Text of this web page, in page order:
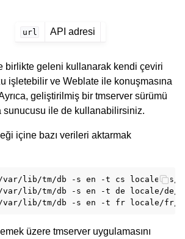
url API adresi
birlikte geleni kullanarak kendi çeviri
işletebilir ve Weblate ile konuşmasına
geliştirilmiş bir tmserver sürümü
sunucusu ile de kullanabilirsiniz.
içine bazı verileri aktarmak
/var/lib/tm/db -s en -t cs
locale/cs/
/var/lib/tm/db -s en -t de
locale/de/
/var/lib/tm/db -s en -t fr
üzere tmserver uygulamasını